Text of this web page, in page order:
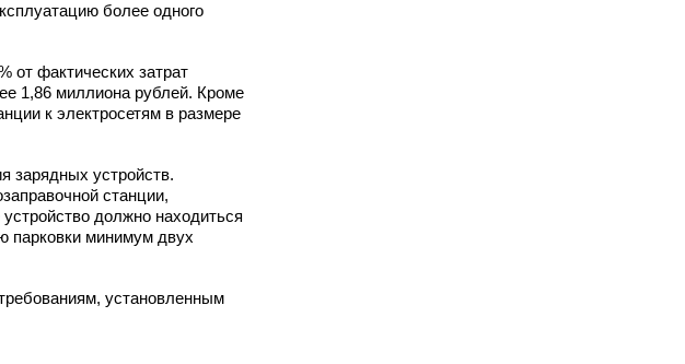
более одного
от фактических затрат
1,86 миллиона рублей. Кроме
к электросетям в размере
зарядных устройств.
станции,
должно находиться
парковки минимум двух
установленным